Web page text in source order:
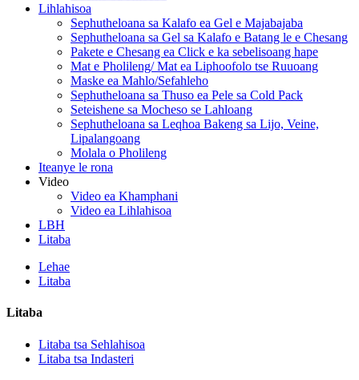
Lihlahisoa
Sephutheloana sa Kalafo ea Gel e Majabajaba
Sephutheloana sa Gel sa Kalafo e Batang le e Chesang
Pakete e Chesang ea Click e ka sebelisoang hape
Mat e Pholileng/ Mat ea Liphoofolo tse Ruuoang
Maske ea Mahlo/Sefahleho
Sephutheloana sa Thuso ea Pele sa Cold Pack
Seteishene sa Mocheso se Lahloang
Sephutheloana sa Leqhoa Bakeng sa Lijo, Veine,
Lipalangoang
Molala o Pholileng
Iteanye le rona
Video
Video ea Khamphani
Video ea Lihlahisoa
LBH
Litaba
Lehae
Litaba
Litaba
Litaba tsa Sehlahisoa
Litaba tsa Indasteri